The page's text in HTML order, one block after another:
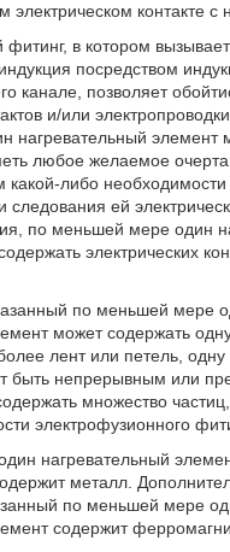
электрическом контакте с
в котором
посредством
канале, позволяет
и/или
нагревательный элемент
любое желаемое
какой-либо
следования ей
по меньшей мере один
электрических
по меньшей мере
может содержать
лент или петель,
быть непрерывным или
множество
электрофузионного
нагревательный
металл.
по меньшей мере
содержит